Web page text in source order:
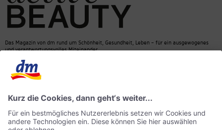
Das Magazin von dm rund um Schönheit, Gesundheit, Leben – für ein ausgewogenes
und verantwortungsvolles Miteinander.